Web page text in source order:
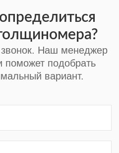
звонок. Наш менеджер
поможет подобрать
вариант.